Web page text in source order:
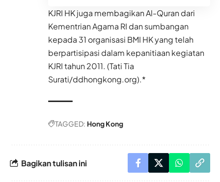
KJRI HK juga membagikan Al-Quran dari
Kementrian Agama RI dan sumbangan
kepada 31 organisasi BMI HK yang telah
berpartisipasi dalam kepanitiaan kegiatan
KJRI tahun 2011. (Tati Tia
Surati/ddhongkong.org).*
TAGGED: Hong Kong
Bagikan tulisan ini